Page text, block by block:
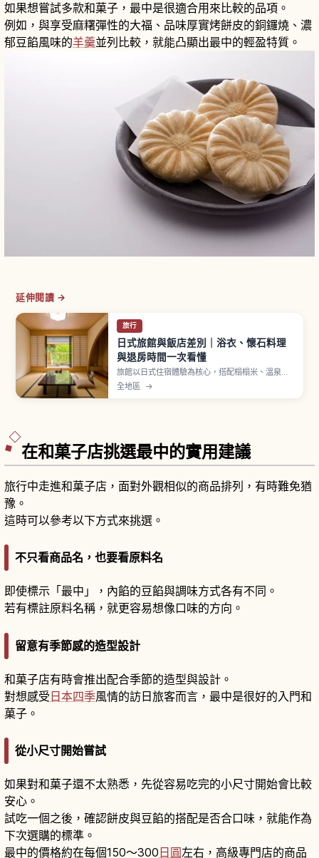
如果想嘗試多款和菓子，最中是很適合用來比較的品項。
例如，與享受麻糬彈性的大福、品味厚實烤餅皮的銅鑼燒、濃
郁豆餡風味的羊羹並列比較，就能凸顯出最中的輕盈特質。
延伸閱讀 →
旅行
日式旅館與飯店差別｜浴衣、懷石料理
與退房時間一次看懂
旅館以日式住宿體驗為核心，搭配榻榻米、溫泉、
浴衣與懷石料理，多數提供一泊二食方案。飯店則
房型多元、自由度高，從商務到度假飯店任選。浴
全地區 →
在和菓子店挑選最中的實用建議
旅行中走進和菓子店，面對外觀相似的商品排列，有時難免猶
豫。
這時可以參考以下方式來挑選。
不只看商品名，也要看原料名
即使標示「最中」，內餡的豆餡與調味方式各有不同。
若有標註原料名稱，就更容易想像口味的方向。
留意有季節感的造型設計
和菓子店有時會推出配合季節的造型與設計。
對想感受日本四季風情的訪日旅客而言，最中是很好的入門和
菓子。
從小尺寸開始嘗試
如果對和菓子還不太熟悉，先從容易吃完的小尺寸開始會比較
安心。
試吃一個之後，確認餅皮與豆餡的搭配是否合口味，就能作為
下次選購的標準。
最中的價格約在每個150～300 日圓左右，高級專門店的商品